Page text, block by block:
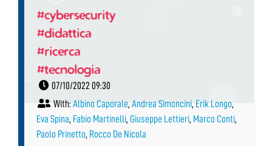
#cybersecurity
#didattica
#ricerca
#tecnologia
07/10/2022 09:30
With: Albino Caporale, Andrea Simoncini, Erik Longo,
Eva Spina, Fabio Martinelli, Giuseppe Lettieri, Marco Conti,
Paolo Prinetto, Rocco De Nicola